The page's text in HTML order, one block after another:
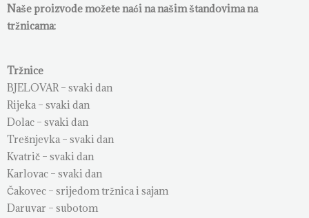
Naše proizvode možete naći na našim štandovima na
tržnicama:
Tržnice
BJELOVAR – svaki dan
Rijeka – svaki dan
Dolac – svaki dan
Trešnjevka – svaki dan
Kvatrič – svaki dan
Karlovac – svaki dan
Čakovec – srijedom tržnica i sajam
Daruvar – subotom